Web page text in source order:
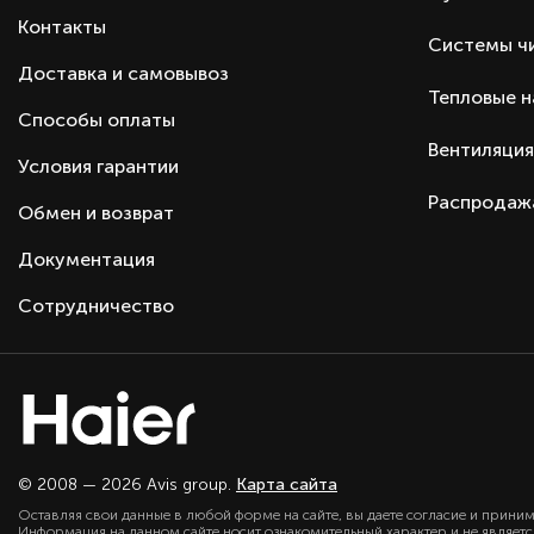
Тип оборудования
Серия
Страна бренда
Контакты
Доставка и самовывоз
Способы оплаты
Условия гарантии
Обмен и возврат
Документация
Сотрудничество
Системы
Тепловые
Вентиляция
© 2008 — 2026 Avis group. Карта сайта
Оставляя свои данные в любой форме на сайте, вы даете согласие и